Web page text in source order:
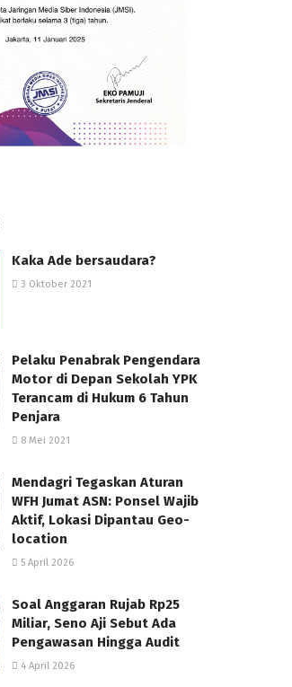
Kaka Ade bersaudara?
3 Oktober 2021
Pelaku Penabrak Pengendara
Motor di Depan Sekolah YPK
Terancam di Hukum 6 Tahun
Penjara
8 Mei 2021
Mendagri Tegaskan Aturan
WFH Jumat ASN: Ponsel Wajib
Aktif, Lokasi Dipantau Geo-
location
5 April 2026
Soal Anggaran Rujab Rp25
Miliar, Seno Aji Sebut Ada
Pengawasan Hingga Audit
4 April 2026